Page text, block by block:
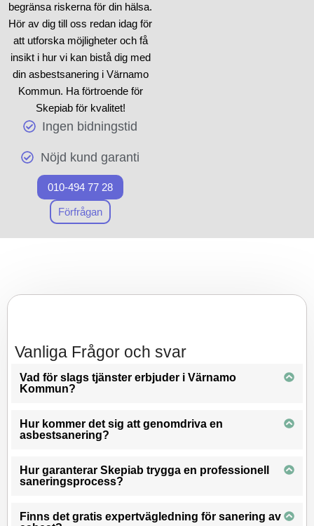
steg för steg genom hela
sanerings
lösningarna i
din asbestsanering.
begränsa riskerna för din hälsa.
Hör av dig till oss redan idag för
att utforska möjligheter och få
insikt i hur vi kan bistå dig med
din asbestsanering i Värnamo
Kommun. Ha förtroende för
Skepiab för kvalitet!
Ingen bidningstid
Nöjd kund garanti
010-494 77 28
Förfrågan
Vanliga Frågor och svar
Vad för slags tjänster erbjuder i Värnamo
Kommun?
Hur kommer det sig att genomdriva en
asbestsanering?
Hur garanterar Skepiab trygga en professionell
saneringsprocess?
Finns det gratis expertvägledning för sanering av